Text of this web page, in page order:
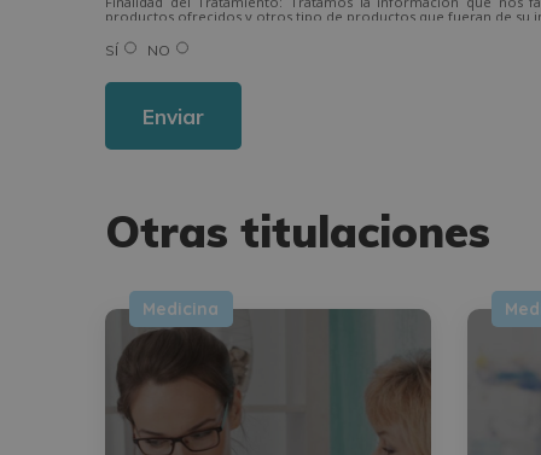
productos ofrecidos y otros tipo de productos que fueran de su
Derechos: Puede ejercitar sus derechos identificándose
Para más información consulte nuestra Política de Privacidad.
SÍ NO
Otras titulaciones
Medicina